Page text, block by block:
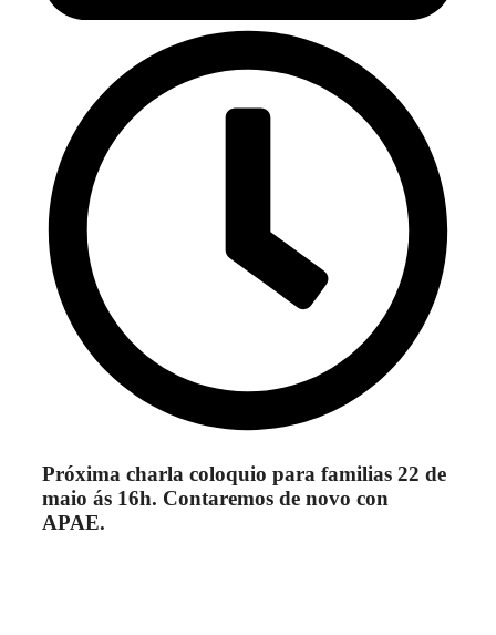
Próxima charla coloquio para familias 22 de
maio ás 16h. Contaremos de novo con
APAE.